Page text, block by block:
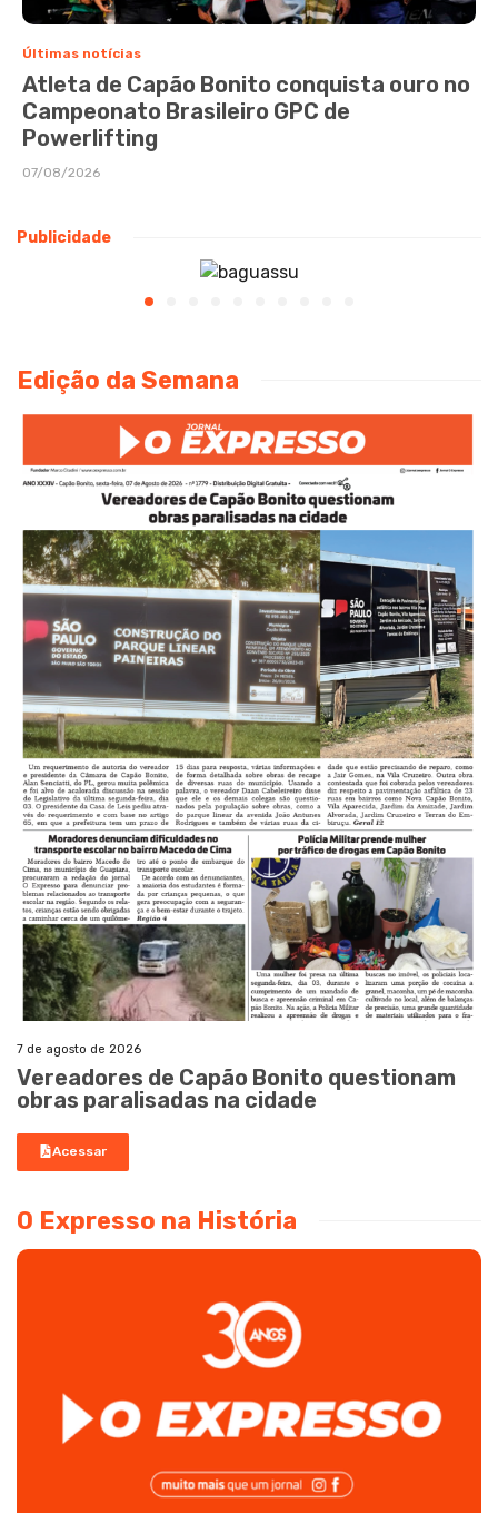
Últimas notícias
Atleta de Capão Bonito conquista ouro no
Campeonato Brasileiro GPC de
Powerlifting
07/08/2026
Publicidade
Edição da Semana
7 de agosto de 2026
Vereadores de Capão Bonito questionam
obras paralisadas na cidade
Acessar
O Expresso na História